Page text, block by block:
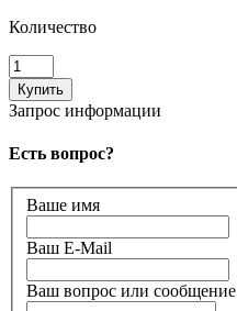
Количество
Запрос информации
Есть вопрос?
Ваше имя
Ваш E-Mail
Ваш вопрос или сообщение